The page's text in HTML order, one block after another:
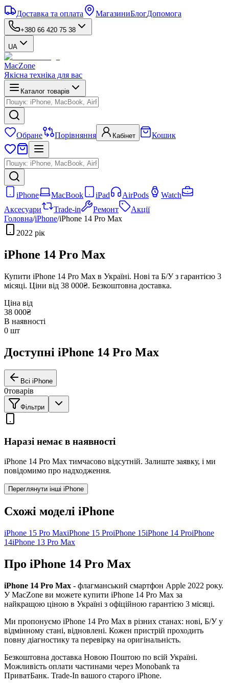
Доставка та оплата МагазиниБлогДопомога
+380 66 420 75 38
UA
MacZone
Якісна техніка для вас
Каталог товарів
Обране Порівняння Кабінет Кошик
iPhone MacBook iPad AirPods
Watch
Аксесуари
Trade-in Ремонт
Акції
Головна/iPhone/iPhone 14 Pro Max
2022 рік
iPhone 14 Pro Max
Купити iPhone 14 Pro Max в Україні. Нові та Б/У з гарантією 3
місяці. Ціни від 38 000₴. Безкоштовна доставка.
Ціна від
38 000₴
В наявності
0 шт
Доступні iPhone 14 Pro Max
Всі iPhone
0товарів
Фільтри
Наразі немає в наявності
iPhone 14 Pro Max тимчасово відсутній. Залиште заявку, і ми
повідомимо про надходження.
Переглянути інші iPhone
Схожі моделі iPhone
iPhone 15 Pro MaxiPhone 15 ProiPhone 15iPhone 14 ProiPhone
14iPhone 13 Pro Max
Про iPhone 14 Pro Max
iPhone 14 Pro Max - флагманський смартфон Apple 2022 року.
У MacZone ви можете купити iPhone 14 Pro Max за
найкращою ціною в Україні з офіційною гарантією 3 місяці.
Ми пропонуємо iPhone 14 Pro Max в різних станах: нові, Б/У у
відмінному стані, відновлені. Кожен пристрій проходить
повну діагностику та перевірку на оригінальність.
Безкоштовна доставка Новою Поштою по всій Україні.
Можливість оплати частинами через Monobank та
ПриватБанк. Trade-In вашого старого iPhone.